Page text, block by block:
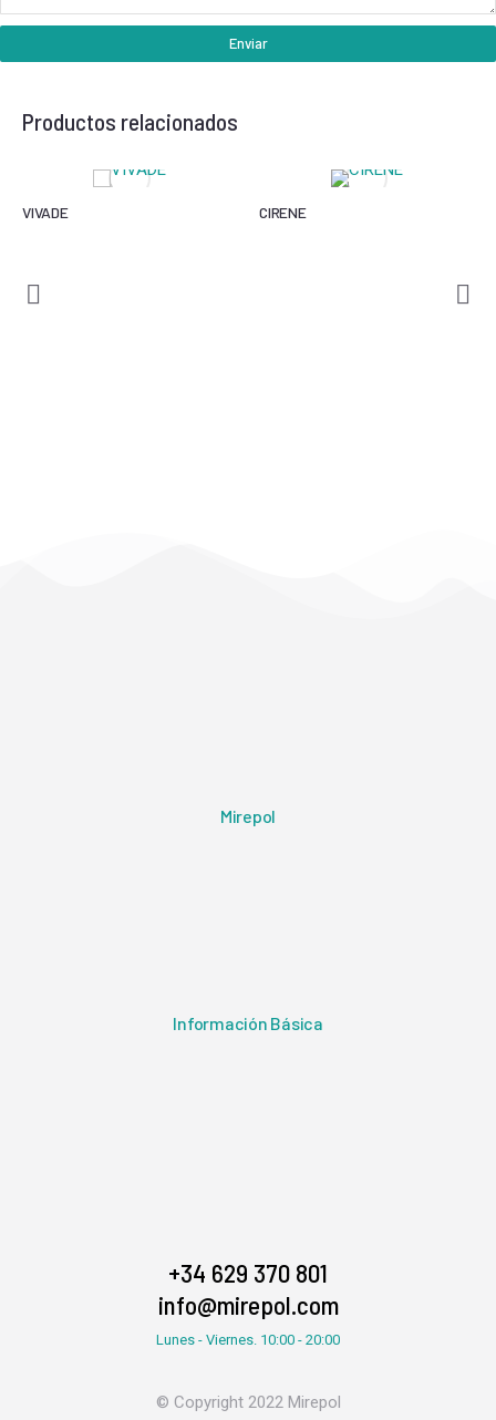
Enviar
Productos relacionados
VIVADE CIRENE
Mirepol
Información Básica
+34 629 370 801
info@mirepol.com
Lunes - Viernes. 10:00 - 20:00
© Copyright 2022 Mirepol